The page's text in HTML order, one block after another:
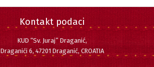
Kontakt podaci
KUD “Sv. Juraj” Draganić,
Draganići 6, 47201 Draganić, CROATIA